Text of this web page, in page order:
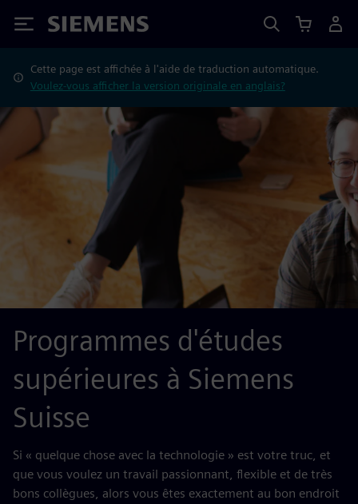
Siemens
Cette page est affichée à l'aide de traduction automatique.
Voulez-vous afficher la version originale en anglais?
Programmes d'études
supérieures à Siemens
Suisse
Si « quelque chose avec la technologie » est votre truc, et
que vous voulez un travail passionnant, flexible et de très
bons collègues, alors vous êtes exactement au bon endroit